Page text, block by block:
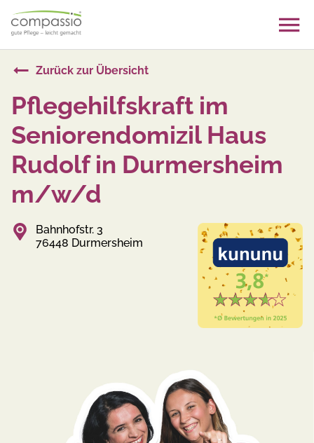
content
Zurück zur Übersicht
Pflegehilfskraft im
Seniorendomizil Haus
Rudolf in Durmersheim
m/w/d
Bahnhofstr. 3
76448 Durmersheim